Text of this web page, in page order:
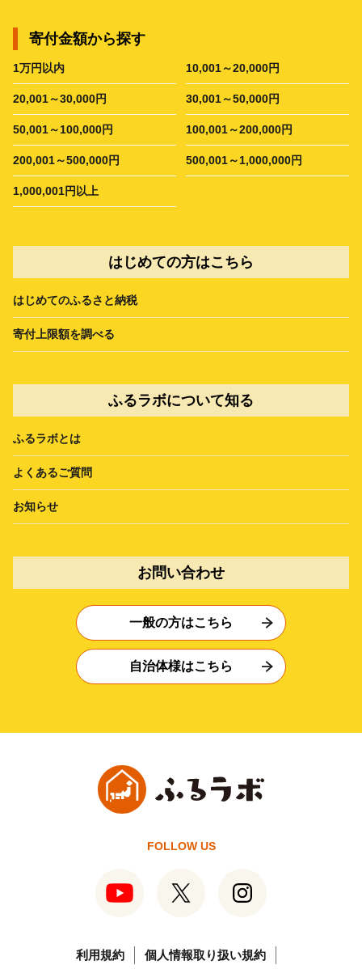
寄付金額から探す
1万円以内 10,001～20,000円
20,001～30,000円 30,001～50,000円
50,001～100,000円 100,001～200,000円
200,001～500,000円 500,001～1,000,000円
1,000,001円以上
はじめての方はこちら
はじめてのふるさと納税
寄付上限額を調べる
ふるラボについて知る
ふるラボとは
よくあるご質問
お知らせ
お問い合わせ
一般の方はこちら
自治体様はこちら
FOLLOW US
利用規約 個人情報取り扱い規約